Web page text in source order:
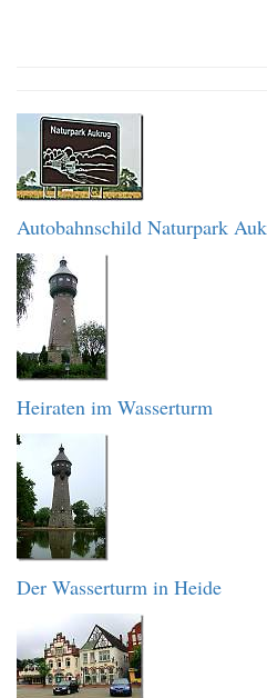
Autobahnschild Naturpark
Heiraten im Wasserturm
Der Wasserturm in Heide